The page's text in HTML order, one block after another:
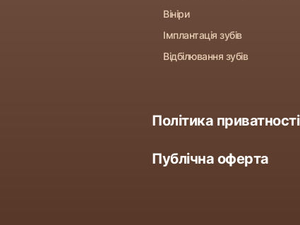
Вініри
Імплантація зубів
Відбілювання зубів
Політика приватності
Публічна оферта